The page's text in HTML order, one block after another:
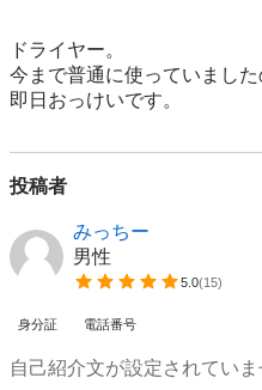
ドライヤー。
今まで普通に使っていました
即日おっけいです。
投稿者
みっちー
男性
5.0(15)
身分証 電話番号
自己紹介文が設定されていま